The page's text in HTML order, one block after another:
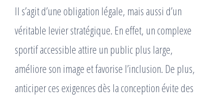
Il s’agit d’une obligation légale, mais aussi d’un
véritable levier stratégique. En effet, un complexe
sportif accessible attire un public plus large,
améliore son image et favorise l’inclusion. De plus,
anticiper ces exigences dès la conception évite des